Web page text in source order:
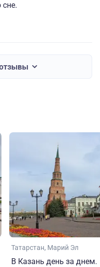
сне.
Татарстан Марий Эл
В Казань день за днем.